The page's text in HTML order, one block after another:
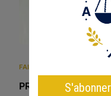
FAITS NON ÉLUCIDÉS
PRASEL Alma